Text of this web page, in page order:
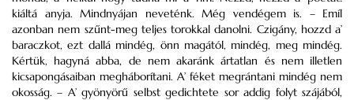
kiáltá anyja. Mindnyájan neveténk. Még vendégem is. – Emíl
azonban nem szűnt-meg teljes torokkal danolni. Czigány, hozzd a’
baraczkot, ezt dallá mindég, önn magától, mindég, meg mindég.
Kértük, hagyná abba, de nem akaránk ártatlan és nem illetlen
kicsapongásaiban megháborítani. A’ féket megrántani mindég nem
okosság. – A’ gyönyörű selbst gedichtete sor addig folyt szájából,